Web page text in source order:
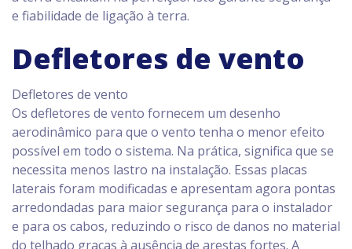
e fiabilidade de ligação à terra.
Defletores de vento
Defletores de vento
Os defletores de vento fornecem um desenho
aerodinâmico para que o vento tenha o menor efeito
possível em todo o sistema. Na prática, significa que se
necessita menos lastro na instalação. Essas placas
laterais foram modificadas e apresentam agora pontas
arredondadas para maior segurança para o instalador
e para os cabos, reduzindo o risco de danos no material
do telhado graças à ausência de arestas fortes. A